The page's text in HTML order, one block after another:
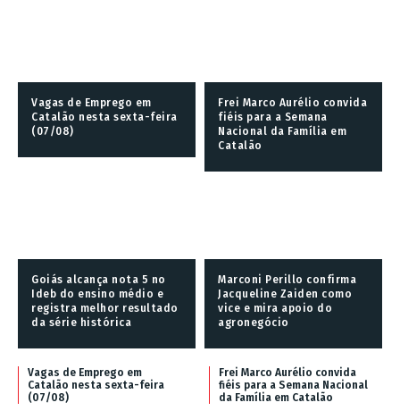
Vagas de Emprego em
Catalão nesta sexta-feira
(07/08)
Frei Marco Aurélio convida
fiéis para a Semana
Nacional da Família em
Catalão
Goiás alcança nota 5 no
Ideb do ensino médio e
registra melhor resultado
da série histórica
Marconi Perillo confirma
Jacqueline Zaiden como
vice e mira apoio do
agronegócio
Vagas de Emprego em
Catalão nesta sexta-feira
(07/08)
Frei Marco Aurélio convida
fiéis para a Semana Nacional
da Família em Catalão